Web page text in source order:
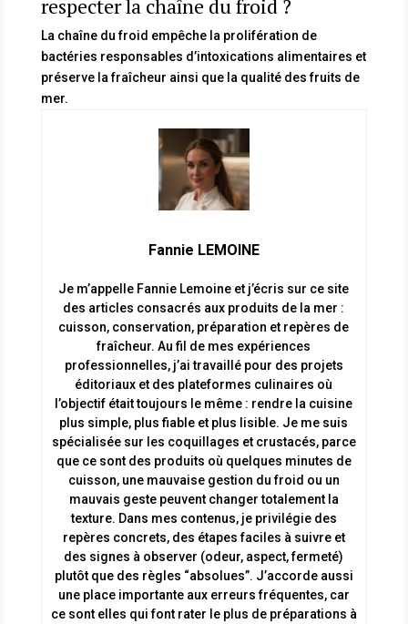
respecter la chaîne du froid ?
La chaîne du froid empêche la prolifération de
bactéries responsables d’intoxications alimentaires et
préserve la fraîcheur ainsi que la qualité des fruits de
mer.
Fannie LEMOINE
Je m’appelle Fannie Lemoine et j’écris sur ce site
des articles consacrés aux produits de la mer :
cuisson, conservation, préparation et repères de
fraîcheur. Au fil de mes expériences
professionnelles, j’ai travaillé pour des projets
éditoriaux et des plateformes culinaires où
l’objectif était toujours le même : rendre la cuisine
plus simple, plus fiable et plus lisible. Je me suis
spécialisée sur les coquillages et crustacés, parce
que ce sont des produits où quelques minutes de
cuisson, une mauvaise gestion du froid ou un
mauvais geste peuvent changer totalement la
texture. Dans mes contenus, je privilégie des
repères concrets, des étapes faciles à suivre et
des signes à observer (odeur, aspect, fermeté)
plutôt que des règles “absolues”. J’accorde aussi
une place importante aux erreurs fréquentes, car
ce sont elles qui font rater le plus de préparations à